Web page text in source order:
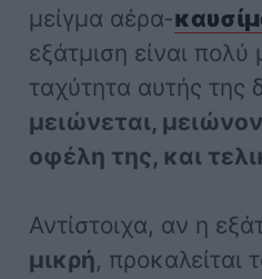
μείγμα αέρα-
εξάτμιση είναι πολύ
ταχύτητα αυτής της
μειώνεται,
οφέλη της, και
Αντίστοιχα, αν η
μικρή, προκαλείται